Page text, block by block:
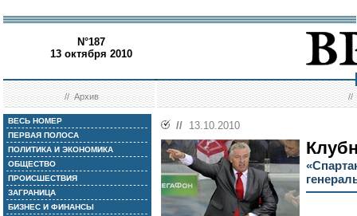
N°187
13 октября 2010
//Архив //
ВЕСЬ НОМЕР
ПЕРВАЯ ПОЛОСА
ПОЛИТИКА И ЭКОНОМИКА
ОБЩЕСТВО
ПРОИСШЕСТВИЯ
ЗАГРАНИЦА
БИЗНЕС И ФИНАНСЫ
// 13.10.2010